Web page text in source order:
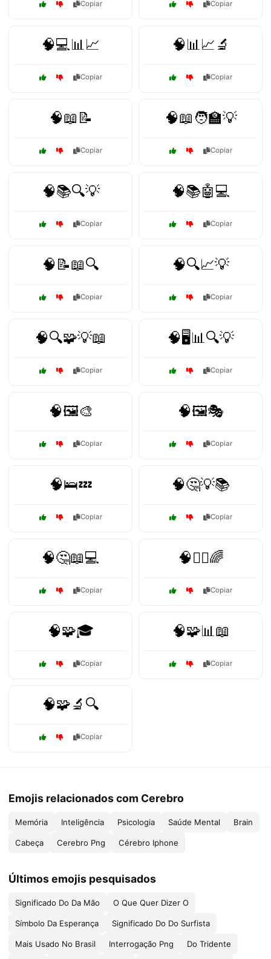
Copiar Copiar
🧠💻📊📈
Copiar
🧠📊📈🔬
Copiar
🧠📖📝
Copiar
🧠📖🧑‍🏫💡
Copiar
🧠📚🔍💡
Copiar
🧠📚🤖💻
Copiar
🧠📝📖🔍
Copiar
🧠🔍📈💡
Copiar
🧠🔍🧩💡📖
Copiar
🧠🖥️📊🔍💡
Copiar
🧠🖼️🎨
Copiar
🧠🖼️🎭
Copiar
🧠🛌💤
Copiar
🧠🤔💡📚
Copiar
🧠🤔📖💻
Copiar
🧠🧘‍♂️🌈
Copiar
🧠🧩🎓
Copiar
🧠🧩📊📖
Copiar
🧠🧩🔬🔍
Copiar
Emojis relacionados com Cerebro
Memória Inteligência Psicologia Saúde Mental Brain
Cabeça Cerebro Png Cérebro Iphone
Últimos emojis pesquisados
Significado Do Da Mão O Que Quer Dizer O
Símbolo Da Esperança Significado Do Do Surfista
Mais Usado No Brasil Interrogação Png Do Tridente